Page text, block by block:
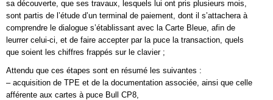
sa découverte, que ses travaux, lesquels lui ont pris plusieurs mois,
sont partis de l’étude d’un terminal de paiement, dont il s’attachera à
comprendre le dialogue s’établissant avec la Carte Bleue, afin de
leurrer celui-ci, et de faire accepter par la puce la transaction, quels
que soient les chiffres frappés sur le clavier ;
Attendu que ces étapes sont en résumé les suivantes :
– acquisition de TPE et de la documentation associée, ainsi que celle
afférente aux cartes à puce Bull CP8,